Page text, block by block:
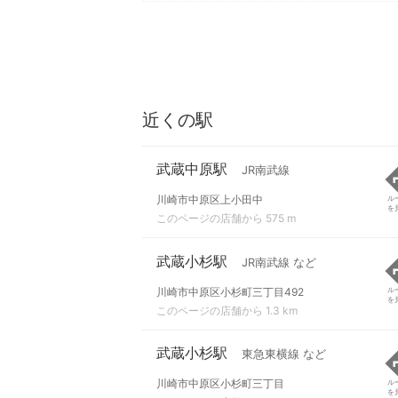
近くの駅
武蔵中原駅 JR南武線
川崎市中原区上小田中
このページの店舗から 575 m
ル
を
武蔵小杉駅 JR南武線 など
川崎市中原区小杉町三丁目492
このページの店舗から 1.3 km
ル
を
武蔵小杉駅 東急東横線 など
川崎市中原区小杉町三丁目
ル
を